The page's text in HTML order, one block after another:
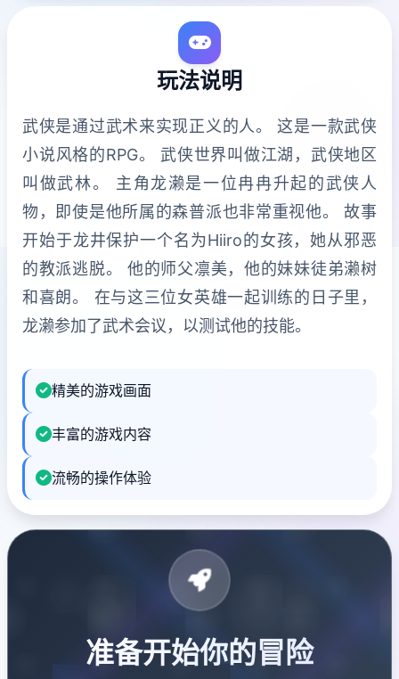
玩法说明
武侠是通过武术来实现正义的人。 这是一款武侠
小说风格的RPG。 武侠世界叫做江湖，武侠地区
叫做武林。 主角龙濑是一位冉冉升起的武侠人
物，即使是他所属的森普派也非常重视他。 故事
开始于龙井保护一个名为Hiiro的女孩，她从邪恶
的教派逃脱。 他的师父凛美，他的妹妹徒弟濑树
和喜朗。 在与这三位女英雄一起训练的日子里，
龙濑参加了武术会议，以测试他的技能。
精美的游戏画面
丰富的游戏内容
流畅的操作体验
准备开始你的冒险